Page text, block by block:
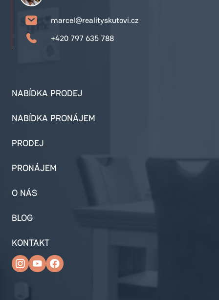
marcel@realityskutovi.cz
+420 797 635 788
NABÍDKA PRODEJ
NABÍDKA PRONÁJEM
PRODEJ
PRONÁJEM
O NÁS
BLOG
KONTAKT